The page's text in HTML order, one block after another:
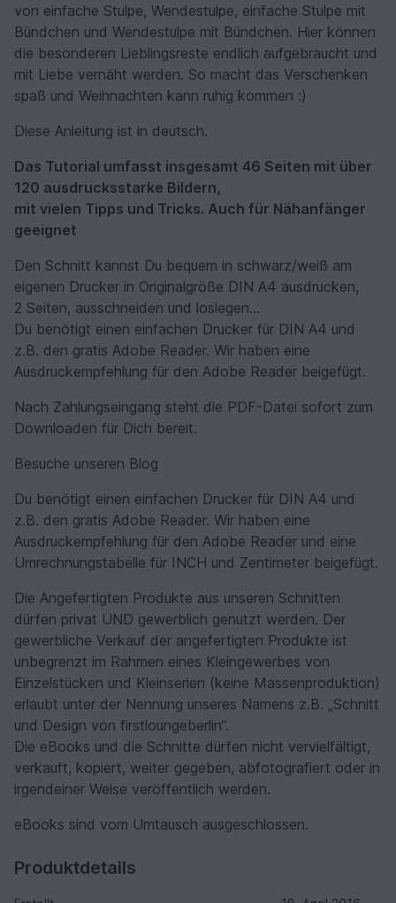
von einfache Stulpe, Wendestulpe, einfache Stulpe mit
Bündchen und Wendestulpe mit Bündchen. Hier können
die besonderen Lieblingsreste endlich aufgebraucht und
mit Liebe vernäht werden. So macht das Verschenken
spaß und Weihnachten kann ruhig kommen :)
Diese Anleitung ist in deutsch.
Das Tutorial umfasst insgesamt 46 Seiten mit über
120 ausdrucksstarke Bildern,
mit vielen Tipps und Tricks. Auch für Nähanfänger
geeignet
Den Schnitt kannst Du bequem in schwarz/weiß am
eigenen Drucker in Originalgröße DIN A4 ausdrucken,
2 Seiten, ausschneiden und loslegen...
Du benötigt einen einfachen Drucker für DIN A4 und
z.B. den gratis Adobe Reader. Wir haben eine
Ausdruckempfehlung für den Adobe Reader beigefügt.
Nach Zahlungseingang steht die PDF-Datei sofort zum
Downloaden für Dich bereit.
Besuche unseren Blog
Du benötigt einen einfachen Drucker für DIN A4 und
z.B. den gratis Adobe Reader. Wir haben eine
Ausdruckempfehlung für den Adobe Reader und eine
Umrechnungstabelle für INCH und Zentimeter beigefügt.
Die Angefertigten Produkte aus unseren Schnitten
dürfen privat UND gewerblich genutzt werden. Der
gewerbliche Verkauf der angefertigten Produkte ist
unbegrenzt im Rahmen eines Kleingewerbes von
Einzelstücken und Kleinserien (keine Massenproduktion)
erlaubt unter der Nennung unseres Namens z.B. „Schnitt
und Design von firstloungeberlin“.
Die eBooks und die Schnitte dürfen nicht vervielfältigt,
verkauft, kopiert, weiter gegeben, abfotografiert oder in
irgendeiner Weise veröffentlich werden.
eBooks sind vom Umtausch ausgeschlossen.
Produktdetails